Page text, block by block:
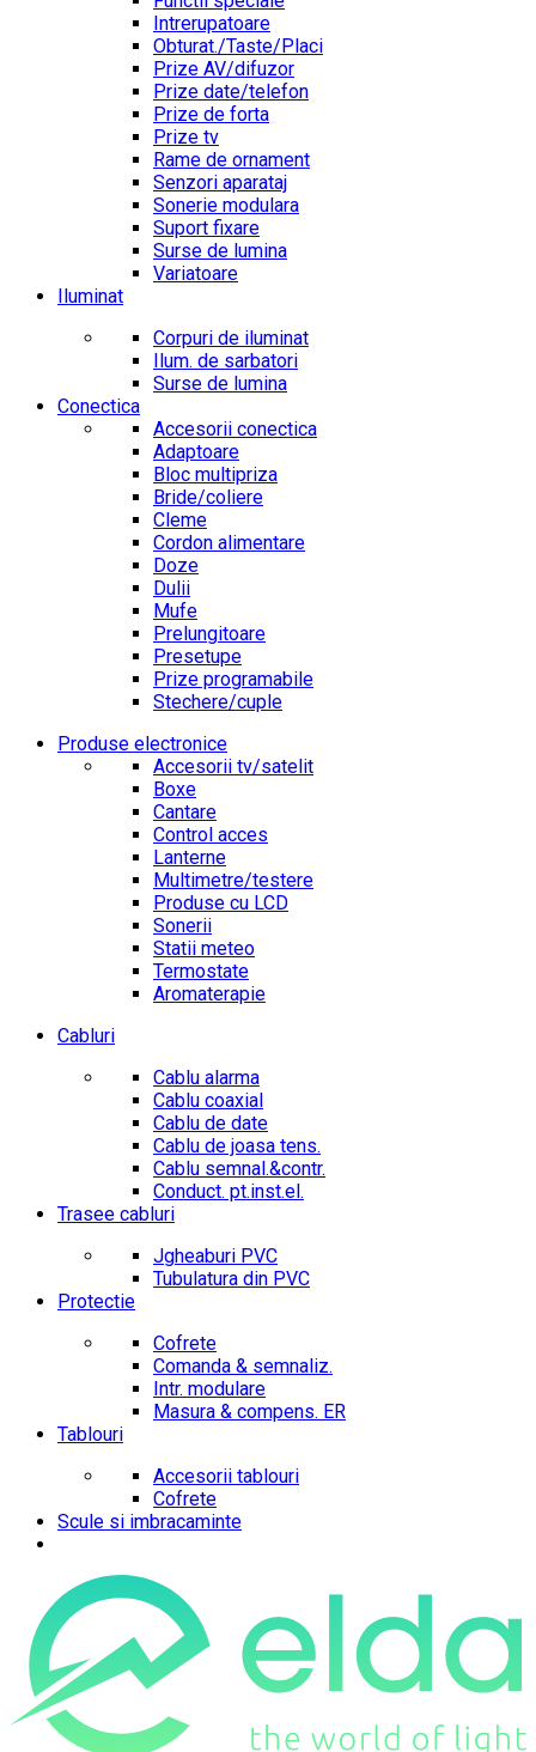
Intrerupatoare
Obturat./Taste/Placi
Prize AV/difuzor
Prize date/telefon
Prize de forta
Prize tv
Rame de ornament
Senzori aparataj
Sonerie modulara
Suport fixare
Surse de lumina
Variatoare
Iluminat
Corpuri de iluminat
Ilum. de sarbatori
Surse de lumina
Conectica
Accesorii conectica
Adaptoare
Bloc multipriza
Bride/coliere
Cleme
Cordon alimentare
Doze
Dulii
Mufe
Prelungitoare
Presetupe
Prize programabile
Stechere/cuple
Produse electronice
Accesorii tv/satelit
Boxe
Cantare
Control acces
Lanterne
Multimetre/testere
Produse cu LCD
Sonerii
Statii meteo
Termostate
Aromaterapie
Cabluri
Cablu alarma
Cablu coaxial
Cablu de date
Cablu de joasa tens.
Cablu semnal.&contr.
Conduct. pt.inst.el.
Trasee cabluri
Jgheaburi PVC
Tubulatura din PVC
Protectie
Cofrete
Comanda & semnaliz.
Intr. modulare
Masura & compens. ER
Tablouri
Accesorii tablouri
Cofrete
Scule si imbracaminte